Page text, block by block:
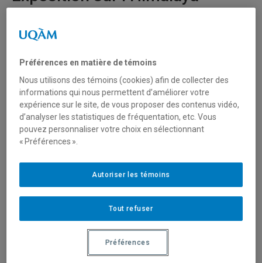
aux bibliothèques du 21 février au 22 avril 2025.
L’exposition itinéranteHistoires de circulations en
pose ses valises à l’UQAM, dans le hall du 2e
étage de la bibliothèque centrale.
Inaugurée lors d’une conférence internationale du Centre
d’études himalayennes (CNRS) en juin 2022, elle a déjà
Préférences en matière de témoins
Nous utilisons des témoins (cookies) afin de collecter des
informations qui nous permettent d’améliorer votre
expérience sur le site, de vous proposer des contenus vidéo,
d’analyser les statistiques de fréquentation, etc. Vous
pouvez personnaliser votre choix en sélectionnant
« Préférences ».
Tout refuser
Autoriser les témoins
Préférences